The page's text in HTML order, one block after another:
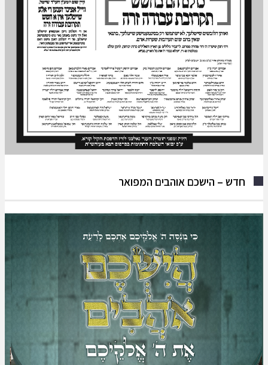
חדש – הישכם אוהבים המפואר